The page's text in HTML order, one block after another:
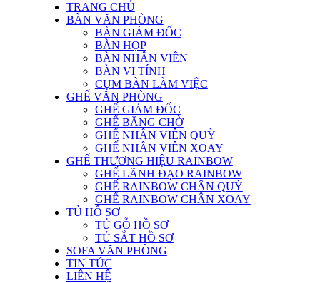
TRANG CHỦ
BÀN VĂN PHÒNG
BÀN GIÁM ĐỐC
BÀN HỌP
BÀN NHÂN VIÊN
BÀN VI TÍNH
CỤM BÀN LÀM VIỆC
GHẾ VĂN PHÒNG
GHẾ GIÁM ĐỐC
GHẾ BĂNG CHỜ
GHẾ NHÂN VIÊN QUỲ
GHẾ NHÂN VIÊN XOAY
GHẾ THƯƠNG HIỆU RAINBOW
GHẾ LÃNH ĐẠO RAINBOW
GHẾ RAINBOW CHÂN QUỲ
GHẾ RAINBOW CHÂN XOAY
TỦ HỒ SƠ
TỦ GỖ HỒ SƠ
TỦ SẮT HỒ SƠ
SOFA VĂN PHÒNG
TIN TỨC
LIÊN HỆ